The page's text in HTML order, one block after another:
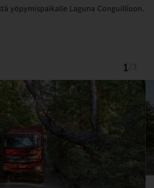
yöpymispaikalle Laguna Conguillíoon.
1